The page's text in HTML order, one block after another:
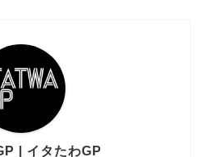
| イタたわGP